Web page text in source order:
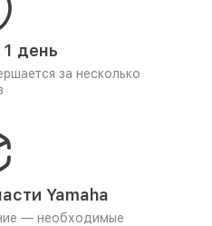
день
за несколько
Yamaha
— необходимые